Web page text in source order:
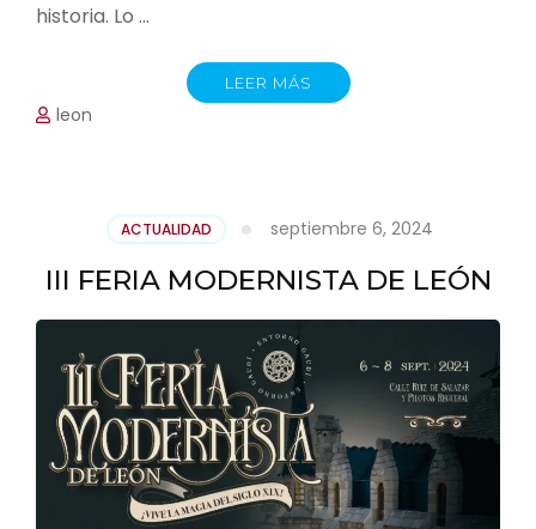
historia. Lo …
LEER MÁS
leon
ACTUALIDAD septiembre 6, 2024
III FERIA MODERNISTA DE LEÓN